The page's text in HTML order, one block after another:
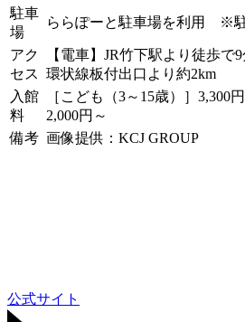
駐車
場
ららぽーと駐車場を利用 ※
アク
セス
【電車】JR竹下駅より徒歩で
環状線板付出口より約2km
入館
料
［こども（3～15歳）］3,300
2,000円～
備考 画像提供：KCJ GROUP
公式サイト